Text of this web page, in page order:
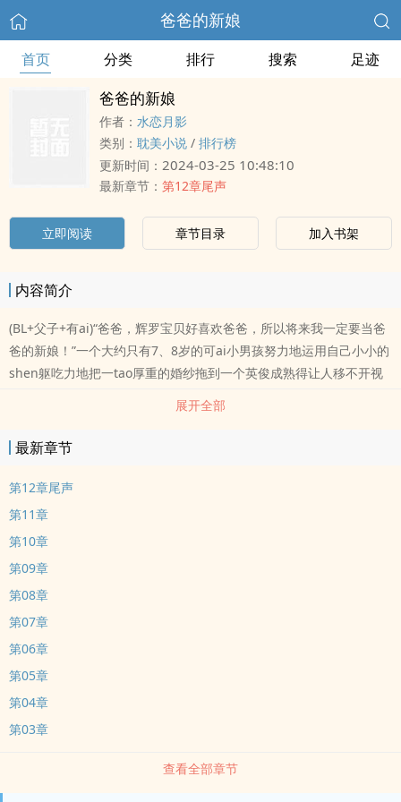
爸爸的新娘
首页 分类 排行 搜索 足迹
爸爸的新娘
作者： 水恋月影
类别： 耽美小说 / 排行榜
更新时间： 2024-03-25 10:48:10
最新章节： 第12章尾声
立即阅读 章节目录 加入书架
内容简介
(BL+父子+有ai)“爸爸，辉罗宝贝好喜欢爸爸，所以将来我一定要当爸
爸的新娘！”一个大约只有7、8岁的可ai小男孩努力地运用自己小小的
shen躯吃力地把一tao厚重的婚纱拖到一个英俊成熟得让人移不开视
线的男人shen前，然后笨拙地从里面找出面纱和花冠dai在自己的
shen上，不过不适合的尺寸让面纱成了“披风。”，而花冠则成了“项
链。”。似乎是懊恼自己的扮相没有杂志上模特的赏心悦目，他微微撅
展开全部
最新章节
第12章尾声
第11章
第10章
第09章
第08章
第07章
第06章
第05章
第04章
第03章
查看全部章节